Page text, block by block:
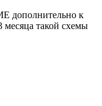
дополнительно к
месяца такой схемы